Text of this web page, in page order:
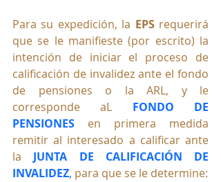
Para su expedición, la EPS requerirá
que se le manifieste (por escrito) la
intención de iniciar el proceso de
calificación de invalidez ante el fondo
de pensiones o la ARL, y le
corresponde aL FONDO DE
PENSIONES
en primera medida
remitir al interesado a calificar ante
la JUNTA DE CALIFICACIÓN DE
INVALIDEZ, para que se le determine: